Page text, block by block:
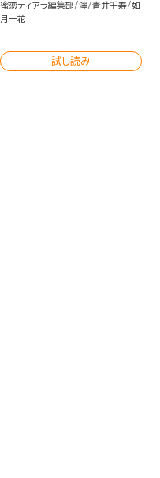
蜜恋ティアラ編集部
濘 青井千寿 如
月一花
試し読み